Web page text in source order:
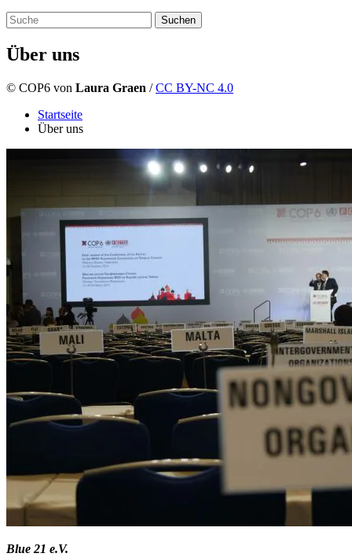
Über uns
© COP6 von Laura Graen /CC BY-NC 4.0
Startseite
Über uns
Blue 21 e.V.